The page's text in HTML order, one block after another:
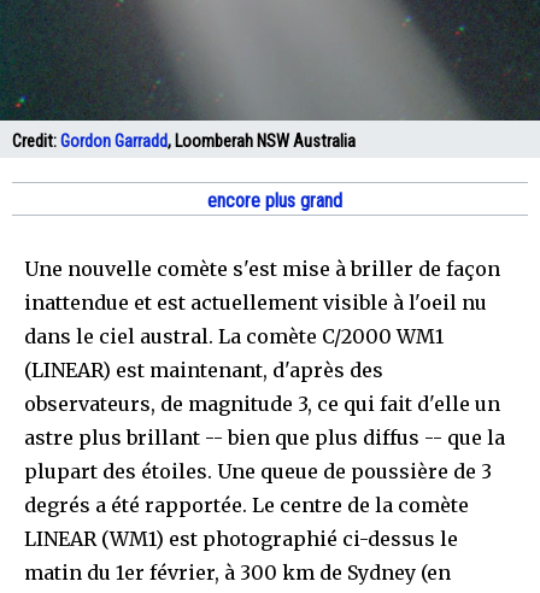
Credit:Gordon Garradd, Loomberah NSW Australia
encore plus grand
Une nouvelle comète s'est mise à briller de façon
inattendue et est actuellement visible à l'oeil nu
dans le ciel austral. La comète C/2000 WM1
(LINEAR) est maintenant, d'après des
observateurs, de magnitude 3, ce qui fait d'elle un
astre plus brillant -- bien que plus diffus -- que la
plupart des étoiles. Une queue de poussière de 3
degrés a été rapportée. Le centre de la comète
LINEAR (WM1) est photographié ci-dessus le
matin du 1er février, à 300 km de Sydney (en